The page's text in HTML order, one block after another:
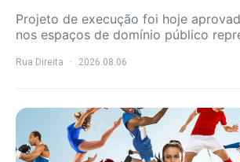
Projeto de execução foi hoje
nos espaços de domínio público
Rua Direita 2026.08.06